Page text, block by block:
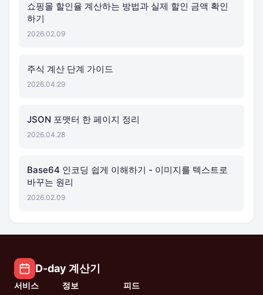
쇼핑몰 할인율 계산하는 방법과 실제 할인 금액 확인
하기
2026.02.09
주식 계산 단계 가이드
2026.04.29
JSON 포맷터 한 페이지 정리
2026.04.28
Base64 인코딩 쉽게 이해하기 - 이미지를 텍스트로
바꾸는 원리
2026.02.09
D-day 계산기
서비스 정보 피드